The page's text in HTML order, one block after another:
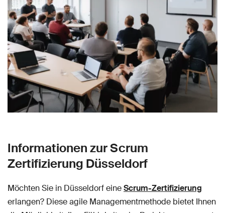
Informationen zur Scrum
Zertifizierung Düsseldorf
Möchten Sie in Düsseldorf eineScrum-Zertifizierung
erlangen? Diese agile Managementmethode bietet Ihnen